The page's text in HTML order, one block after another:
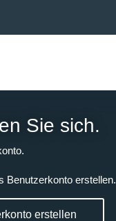
Sie sich.
Benutzerkonto erstellen.
erstellen